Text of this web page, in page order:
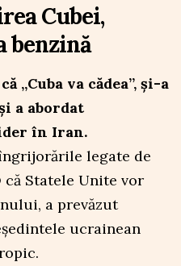
Cubei,
benzină
„Cuba va cădea”, și-a
a abordat
în Iran.
legate de
Statele Unite vor
a prevăzut
ucrainean